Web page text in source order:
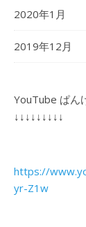
2020年1月
2019年12月
YouTube ぱん
↓↓↓↓↓↓↓↓↓
https://
yr-Z1w